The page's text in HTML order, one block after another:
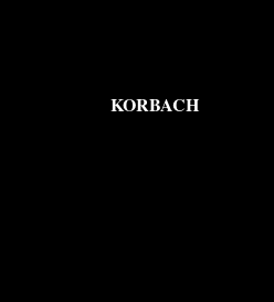
KORBACH